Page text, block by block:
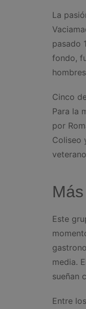
La
pasado
fondo,
Cinco
Para la
por
Coliseo
Este
media.
sueñan
Entre